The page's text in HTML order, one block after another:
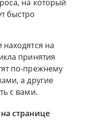
на который
быстро
на
принятия
по-прежнему
а другие
с вами.
странице